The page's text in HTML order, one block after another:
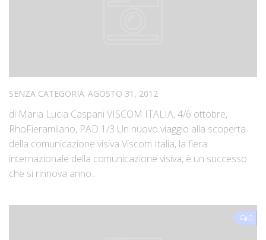
SENZA CATEGORIA AGOSTO 31, 2012
di Maria Lucia Caspani VISCOM ITALIA, 4/6 ottobre,
RhoFieramilano, PAD 1/3 Un nuovo viaggio alla scoperta
della comunicazione visiva Viscom Italia, la fiera
internazionale della comunicazione visiva, è un successo
che si rinnova anno...
0